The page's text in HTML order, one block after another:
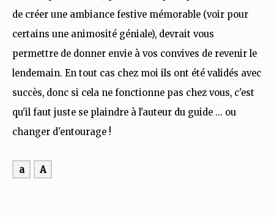
de créer une ambiance festive mémorable (voir pour
certains une animosité géniale), devrait vous
permettre de donner envie à vos convives de revenir le
lendemain. En tout cas chez moi ils ont été validés avec
succès, donc si cela ne fonctionne pas chez vous, c'est
qu'il faut juste se plaindre à l'auteur du guide ... ou
changer d'entourage !
a A